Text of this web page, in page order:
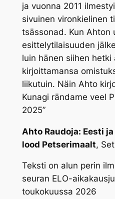
ja vuonna 2011
sivuinen vironkielinen
tsässonad. Kun Ahton
esittelytilaisuuden
luin hänen siihen hetki
kirjoittamansa
liikutuin. Näin Ahto
Kunagi rändame veel
2025”
Ahto Raudoja: Eesti
lood Petserimaalt,
Teksti on alun perin
seuran ELO-
toukokuussa 2026